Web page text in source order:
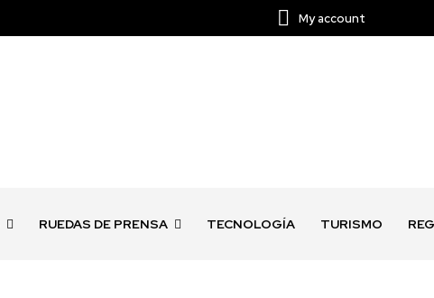
My account
RUEDAS DE PRENSA TECNOLOGÍA TURISMO